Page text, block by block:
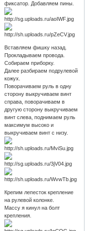
фиксатор. Добавляем пины.
Вставляем фишку назад.
Прокладываем провода.
Собираем приборку.
Далее разбираем подрулевой
кожух.
Поворачиваем руль в одну
сторону выкручиваем винт
справа, поворачиваем в
другую сторону выкручиваем
винт слева, поднимаем руль
максимум высоко и
выкручиваем винт с низу.
Крепим лепесток крепление
на рулевой колонке.
Массу я кинул на болт
крепления.